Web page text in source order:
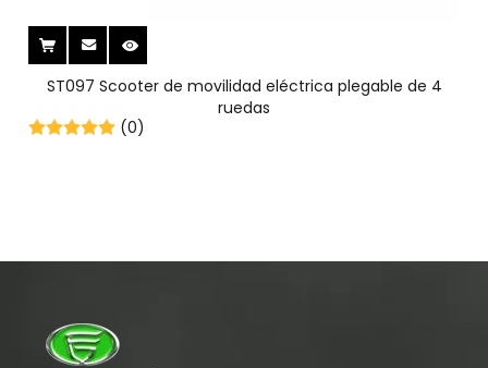
ST097 Scooter de movilidad eléctrica plegable de 4
ruedas
(0)